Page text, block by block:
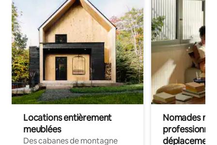
Locations entièrement
meublées
Des cabanes de montagne
Nomades
déplacement